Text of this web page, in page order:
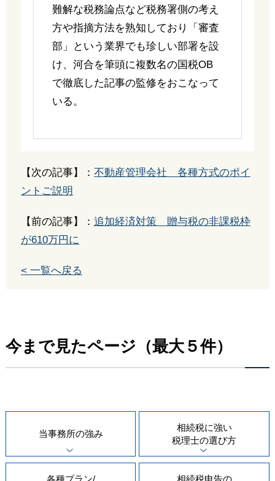
難解な税務論点など税務署側の考え
方や指摘方法を熟知しており「審査
部」という業界でも珍しい部署を設
け、河合を筆頭に複数名の国税OB
で徹底した記事の監修をおこなって
いる。
【次の記事】： 不動産管理会社 各種方式のポイ
ントご説明
【前の記事】： 追加経済対策 贈与税の非課税枠
が610万円に
< 一覧へ戻る
今まで見たページ（最大５件）
当事務所の強み
相続税に強い
税理士の選び方
各種プラン/
相続税申告の